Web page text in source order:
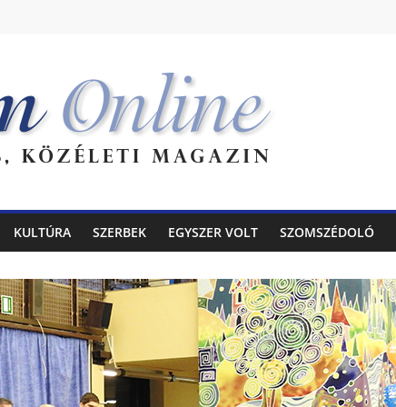
KULTÚRA SZERBEK EGYSZER VOLT SZOMSZÉDOLÓ